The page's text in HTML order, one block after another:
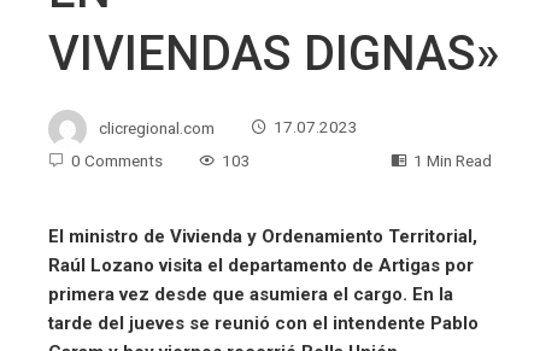
VIVIENDAS DIGNAS»
clicregional.com
17.07.2023
0 Comments
103 1 Min Read
El ministro de Vivienda y Ordenamiento Territorial,
Raúl Lozano visita el departamento de Artigas por
primera vez desde que asumiera el cargo. En la
tarde del jueves se reunió con el intendente Pablo